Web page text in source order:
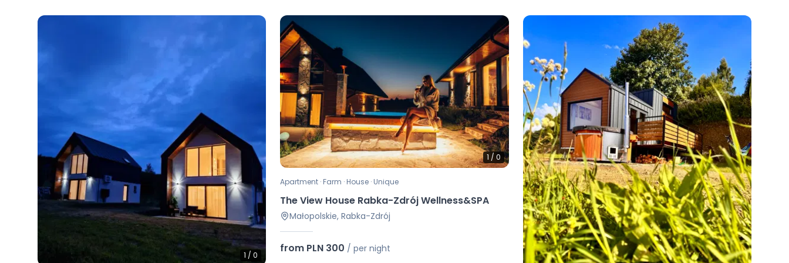
1 /0
1 / 0
Apartment · Farm · House · Unique
The View House Rabka-Zdrój Wellness&SPA
Małopolskie, Rabka-Zdrój
from PLN 300 /per night